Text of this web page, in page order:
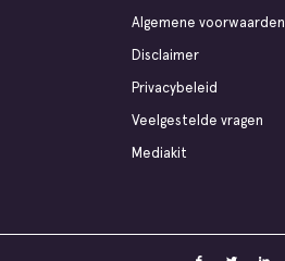
Algemene voorwaarden
Disclaimer
Privacybeleid
Veelgestelde vragen
Mediakit